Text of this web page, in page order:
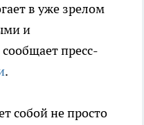
в уже зрелом
и
пресс-
.
собой не просто